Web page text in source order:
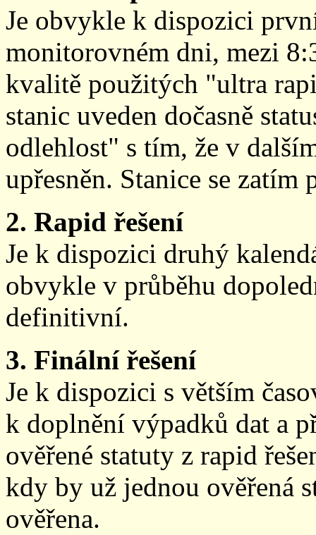
Je obvykle k dispozici
monitorovném dni, mezi
kvalitě použitých "ultra
stanic uveden dočasně
odlehlost" s tím, že v
upřesněn. Stanice se zatím
2. Rapid řešení
Je k dispozici druhý
obvykle v průběhu
definitivní.
3. Finální řešení
Je k dispozici s větším
k doplnění výpadků dat a
ověřené statuty z rapid
kdy by už jednou ověřená
ověřena.